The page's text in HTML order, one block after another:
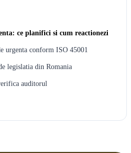
ce planifici si cum reactionezi
urgenta conform ISO 45001
legislatia din Romania
auditorul